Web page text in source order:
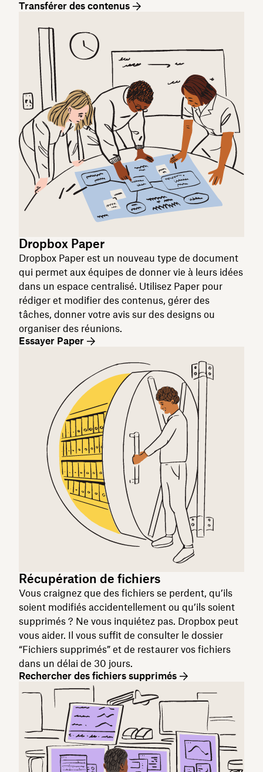
Transférer des contenus
Dropbox Paper
Dropbox Paper est un nouveau type de document
qui permet aux équipes de donner vie à leurs idées
dans un espace centralisé. Utilisez Paper pour
rédiger et modifier des contenus, gérer des
tâches, donner votre avis sur des designs ou
organiser des réunions.
Essayer Paper
Récupération de fichiers
Vous craignez que des fichiers se perdent, qu’ils
soient modifiés accidentellement ou qu’ils soient
supprimés ? Ne vous inquiétez pas. Dropbox peut
vous aider. Il vous suffit de consulter le dossier
“Fichiers supprimés” et de restaurer vos fichiers
dans un délai de 30 jours.
Rechercher des fichiers supprimés